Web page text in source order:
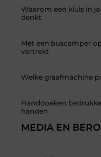
Waarom een kluis in
denkt
Met een buscamper
vertrekt
Welke graafmachine
Handdoeken
handen
MEDIA EN